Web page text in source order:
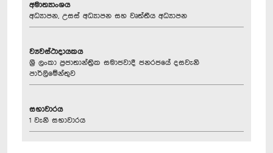
අමාත්‍යාංශය
අධ්‍යාපන, උසස් අධ්‍යාපන සහ වෘත්තීය අධ්‍යාපන
ව්‍යවස්ථාදායකය
ශ්‍රී ලංකා ප්‍රජාතාන්ත්‍රික සමාජවාදී ජනරජයේ දසවැනි
පාර්ලිමේන්තුව
සභාවාරය
1 වැනි සභාවාරය